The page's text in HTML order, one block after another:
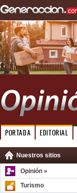
PORTADA EDITORIAL
Nuestros sitios
Opinión »
Turismo